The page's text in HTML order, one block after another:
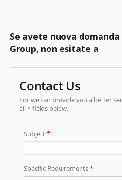
Se avete nuova domanda
Group, non esitate a